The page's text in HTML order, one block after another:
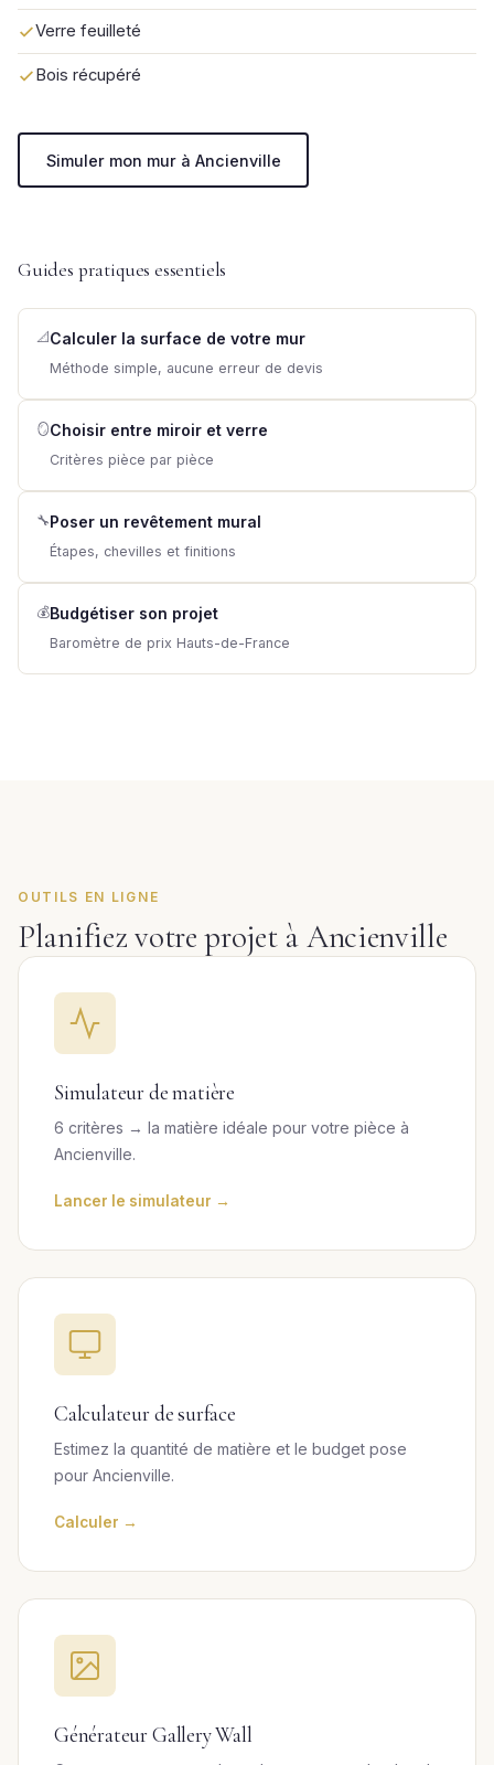
Verre feuilleté
Bois récupéré
Simuler mon mur à Ancienville
Guides pratiques essentiels
📐 Calculer la surface de votre mur
Méthode simple, aucune erreur de devis
🪞Choisir entre miroir et verre
Critères pièce par pièce
🔧Poser un revêtement mural
Étapes, chevilles et finitions
💰Budgétiser son projet
Baromètre de prix Hauts-de-France
OUTILS EN LIGNE
Planifiez votre projet à Ancienville
Simulateur de matière
6 critères → la matière idéale pour votre pièce à
Ancienville.
Lancer le simulateur →
Calculateur de surface
Estimez la quantité de matière et le budget pose
pour Ancienville.
Calculer →
Générateur Gallery Wall